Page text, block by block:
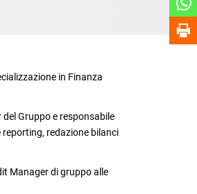
in Finanza
Gruppo e responsabile
redazione bilanci
Manager di gruppo alle